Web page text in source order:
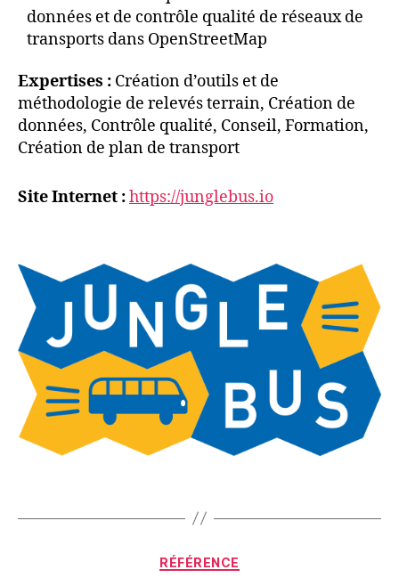
données et de contrôle qualité de réseaux de
transports dans OpenStreetMap
Expertises : Création d’outils et de
méthodologie de relevés terrain, Création de
données, Contrôle qualité, Conseil, Formation,
Création de plan de transport
Site Internet :https://junglebus.io
Catégories
RÉFÉRENCE